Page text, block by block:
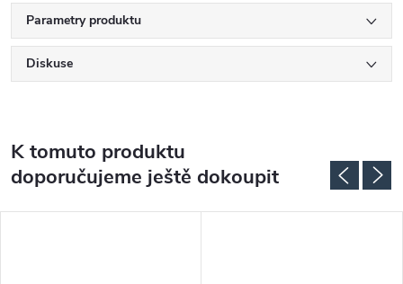
Parametry produktu
Diskuse
K tomuto produktu
doporučujeme ještě dokoupit